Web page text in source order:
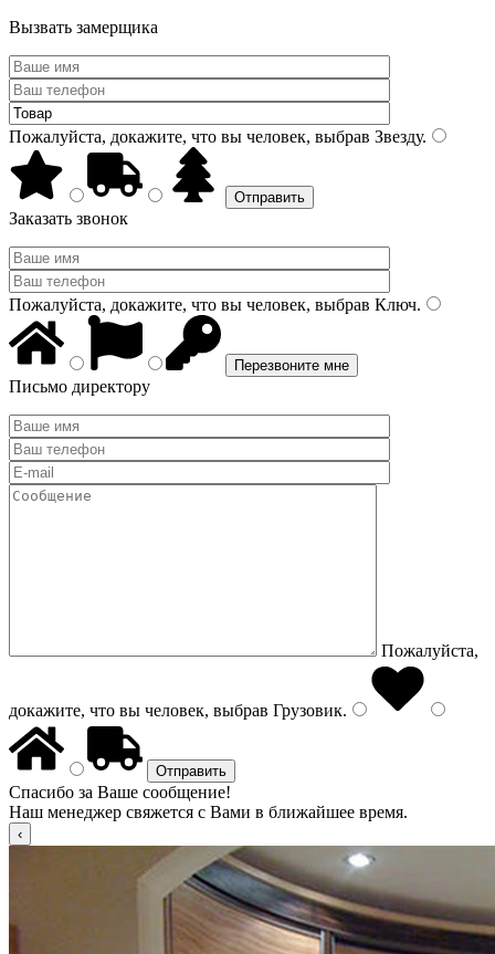
Вызвать замерщика
Пожалуйста, докажите, что вы человек, выбрав Звезду.
Заказать звонок
Пожалуйста, докажите, что вы человек, выбрав Ключ.
Письмо директору
Пожалуйста,
докажите, что вы человек, выбрав Грузовик.
Спасибо за Ваше сообщение!
Наш менеджер свяжется с Вами в ближайшее время.